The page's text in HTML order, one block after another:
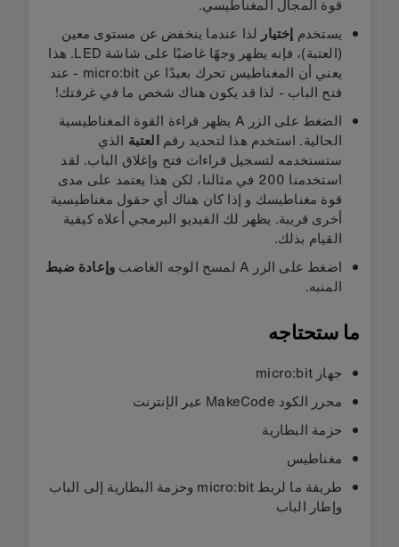
قوة المجال المغناطيسي.
يستخدم إختيار لذا عندما ينخفض عن مستوى معين
(العتبة)، فإنه يظهر وجهًا غاضبًا على شاشة LED. هذا
يعني أن المغناطيس تحرك بعيدًا عن micro:bit - عند
فتح الباب - لذا قد يكون هناك شخص ما في غرفتك!
الضغط على الزر A يظهر قراءة القوة المغناطيسية
الحالية. استخدم هذا لتحديد رقمالعتبة الذي
ستستخدمه لتسجيل قراءات فتح وإغلاق الباب. لقد
استخدمنا 200 في مثالنا، لكن هذا يعتمد على مدى
قوة مغناطيسك و إذا كان هناك أي حقول مغناطيسية
أخرى قريبة. يظهر لك الفيديو البرمجي أعلاه كيفية
القيام بذلك.
اضغط على الزر A لمسح الوجه الغاضب
وإعادة ضبط
المنبه.
ما ستحتاجه
جهاز micro:bit
محرر الكود MakeCode عبر الإنترنت
حزمة البطارية
مغناطيس
طريقة ما لربط micro:bit وحزمة البطارية إلى الباب
وإطار الباب